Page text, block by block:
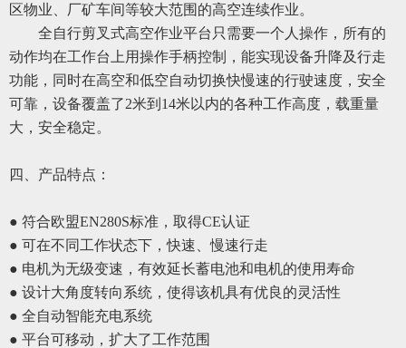
区物业、厂矿车间等较大范围的高空连续作业。
全自行剪叉式高空作业平台只需要一个人操作，所有的
动作均在工作台上用操作手柄控制，能实现设备升降及行走
功能，同时在高空和低空自动切换快慢速的行驶速度，安全
可靠，设备覆盖了2米到14米以内的各种工作高度，载重量
大，安全稳定。
四、产品特点：
● 符合欧盟EN280S标准，取得CE认证
● 可在不同工作状态下，快速、慢速行走
● 电机为无级变速，有效延长蓄电池和电机的使用寿命
● 设计大角度转向系统，使得该机具有优良的灵活性
● 全自动智能充电系统
● 平台可移动，扩大了工作范围